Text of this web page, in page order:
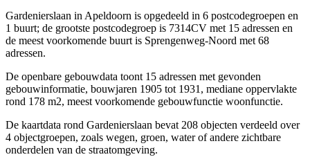
Gardenierslaan in Apeldoorn is opgedeeld in 6 postcodegroepen en
1 buurt; de grootste postcodegroep is 7314CV met 15 adressen en
de meest voorkomende buurt is Sprengenweg-Noord met 68
adressen.
De openbare gebouwdata toont 15 adressen met gevonden
gebouwinformatie, bouwjaren 1905 tot 1931, mediane oppervlakte
rond 178 m2, meest voorkomende gebouwfunctie woonfunctie.
De kaartdata rond Gardenierslaan bevat 208 objecten verdeeld over
4 objectgroepen, zoals wegen, groen, water of andere zichtbare
onderdelen van de straatomgeving.